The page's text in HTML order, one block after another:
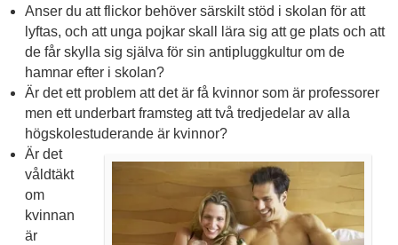
Anser du att flickor behöver särskilt stöd i skolan för att
lyftas, och att unga pojkar skall lära sig att ge plats och att
de får skylla sig själva för sin antipluggkultur om de
hamnar efter i skolan?
Är det ett problem att det är få kvinnor som är professorer
men ett underbart framsteg att två tredjedelar av alla
högskolestuderande är kvinnor?
Är det
våldtäkt
om
kvinnan
är